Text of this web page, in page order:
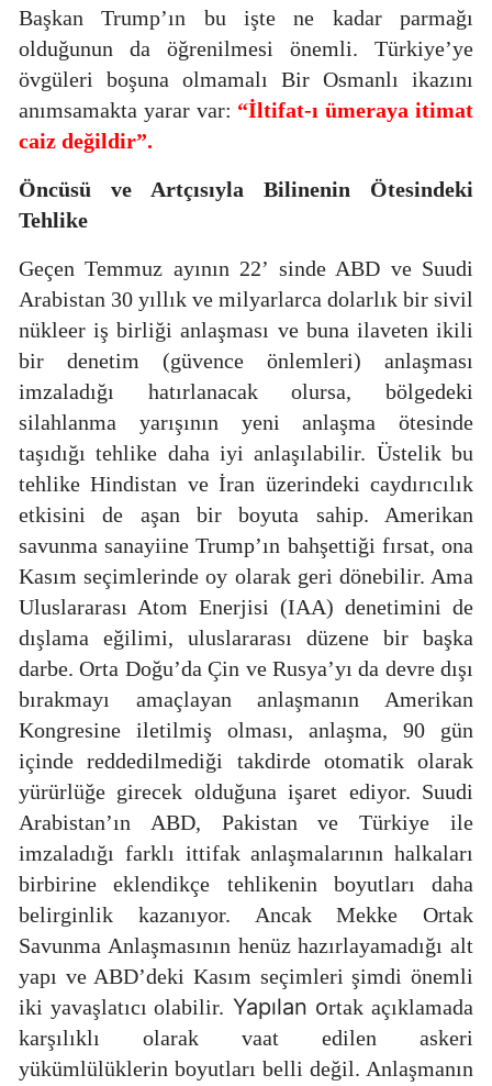
Başkan Trump’ın bu işte ne kadar parmağı
olduğunun da öğrenilmesi önemli. Türkiye’ye
övgüleri boşuna olmamalı Bir Osmanlı ikazını
anımsamakta yarar var: “İltifat-ı ümeraya itimat
caiz değildir”.
Öncüsü ve Artçısıyla
Bilinenin Ötesindeki
Tehlike
Geçen Temmuz ayının 22’ sinde ABD ve Suudi
Arabistan 30 yıllık ve milyarlarca dolarlık bir sivil
nükleer iş birliği anlaşması ve buna ilaveten ikili
bir denetim (güvence önlemleri) anlaşması
imzaladığı hatırlanacak olursa, bölgedeki
silahlanma yarışının yeni anlaşma ötesinde
taşıdığı tehlike daha iyi anlaşılabilir. Üstelik bu
tehlike Hindistan ve İran üzerindeki caydırıcılık
etkisini de aşan bir boyuta sahip. Amerikan
savunma sanayiine Trump’ın bahşettiği fırsat, ona
Kasım seçimlerinde oy olarak geri dönebilir. Ama
Uluslararası Atom Enerjisi (IAA) denetimini de
dışlama eğilimi, uluslararası düzene bir başka
darbe. Orta Doğu’da Çin ve Rusya’yı da devre dışı
bırakmayı amaçlayan anlaşmanın Amerikan
Kongresine iletilmiş olması, anlaşma, 90 gün
içinde reddedilmediği takdirde otomatik olarak
yürürlüğe girecek olduğuna işaret ediyor. Suudi
Arabistan’ın ABD, Pakistan ve Türkiye ile
imzaladığı farklı ittifak anlaşmalarının halkaları
birbirine eklendikçe tehlikenin boyutları daha
belirginlik kazanıyor. Ancak Mekke Ortak
Savunma Anlaşmasının henüz hazırlayamadığı alt
yapı ve ABD’deki Kasım seçimleri şimdi önemli
iki yavaşlatıcı olabilir. Yapılan ortak açıklamada
karşılıklı olarak vaat edilen askeri
yükümlülüklerin boyutları belli değil. Anlaşmanın